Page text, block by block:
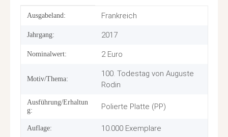
Produkteigenschaft
Wert
Ausgabeland: Frankreich
Jahrgang: 2017
Nominalwert: 2 Euro
Motiv/Thema:
100. Todestag von Auguste
Rodin
Ausführung/Erhaltun
g:
Polierte Platte (PP)
Auflage: 10.000 Exemplare